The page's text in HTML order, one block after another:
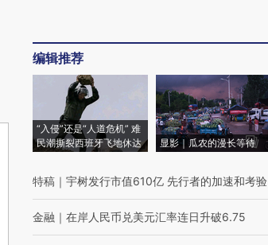
编辑推荐
“入侵”还是“人道危机” 难
民潮撕裂西班牙飞地休达
显影｜瓜农的漫长等待
特稿 ｜ 宇树发行市值610亿 先行者的加速和考验
金融 ｜ 在岸人民币兑美元汇率连日升破6.75